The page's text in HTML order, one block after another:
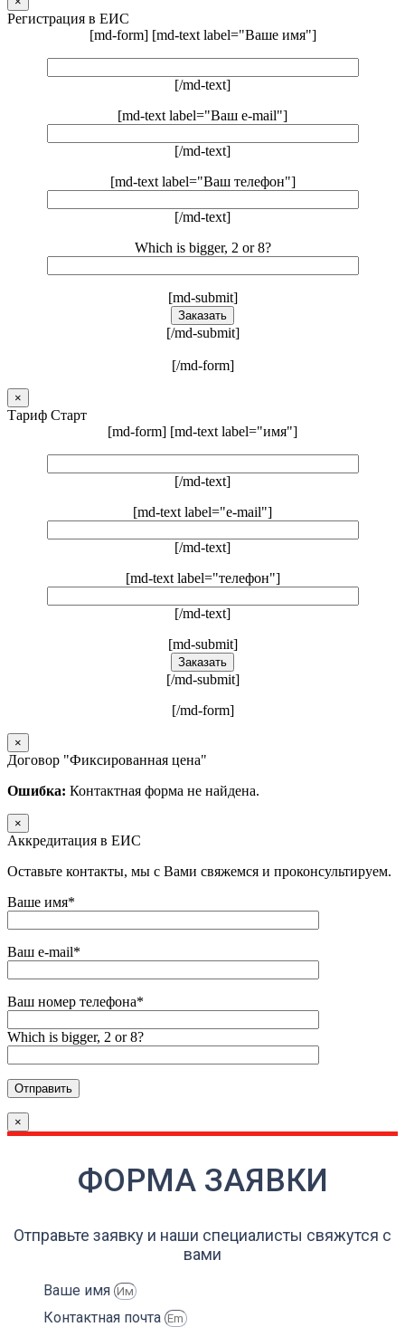
Регистрация в ЕИС
[md-form] [md-text label="Ваше имя"]
[/md-text]
[md-text label="Ваш e-mail"]
[/md-text]
[md-text label="Ваш телефон"]
[/md-text]
Which is bigger, 2 or 8?
[md-submit]
[/md-submit]
[/md-form]
×
Тариф Старт
[md-form] [md-text label="имя"]
[/md-text]
[md-text label="e-mail"]
[/md-text]
[md-text label="телефон"]
[/md-text]
[md-submit]
[/md-submit]
[/md-form]
×
Договор "Фиксированная цена"​
Ошибка: Контактная форма не найдена.
×
Аккредитация в ЕИС
Оставьте контакты, мы с Вами свяжемся и проконсультируем.
Ваше имя*
Ваш e-mail*
Ваш номер телефона*
Which is bigger, 2 or 8?
×
ФОРМА ЗАЯВКИ
Отправьте заявку и наши специалисты свяжутся с
вами
Ваше имя
Контактная почта